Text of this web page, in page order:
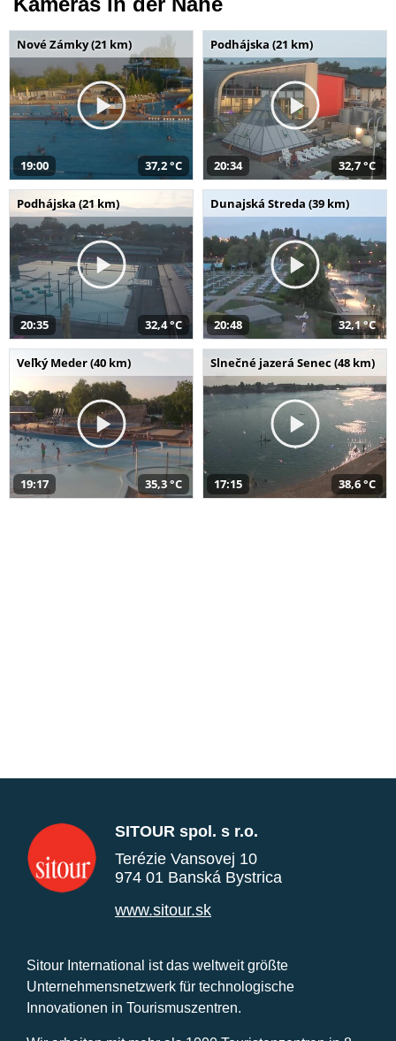
Nové Zámky (21 km)
19:00 37,2 °C
Podhájska (21 km)
20:34 32,7 °C
Podhájska (21 km)
20:35 32,4 °C
Dunajská Streda (39 km)
20:48 32,1 °C
Veľký Meder (40 km)
19:17 35,3 °C
Slnečné jazerá Senec (48 km)
17:15 38,6 °C
SITOUR spol. s r.o.
Terézie Vansovej 10
974 01 Banská Bystrica
www.sitour.sk
Sitour International ist das weltweit größte
Unternehmensnetzwerk für technologische
Innovationen in Tourismuszentren.